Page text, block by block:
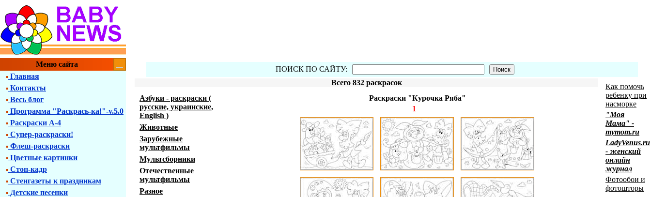
Меню сайта
Главная
Контакты
Весь блог
Программа "Раскрась-ка!"-v.5.0
Раскраски А-4
Супер-раскраски!
Флеш-раскраски
Цветные картинки
Стоп-кадр
Стенгазеты к праздникам
Детские песенки
ПОИСК ПО САЙТУ:
Всего 832 раскрасок
Азбуки - раскраски (
русские, украинские,
English )
Животные
Зарубежные
мультфильмы
Мультсборники
Отечественные
мультфильмы
Разное
Раскраски "Курочка Ряба"
1
Как помочь
ребенку при
насморке
"Моя
Мама" -
mymom.ru
LadyVenus.ru
- женский
онлайн
журнал
Фотообои и
фотошторы